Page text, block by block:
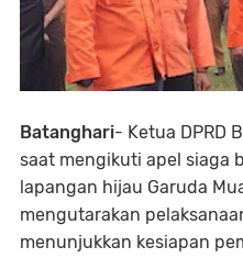
Batanghari- Ketua DPRD
saat mengikuti apel siaga
lapangan hijau Garuda
mengutarakan
menunjukkan kesiapan